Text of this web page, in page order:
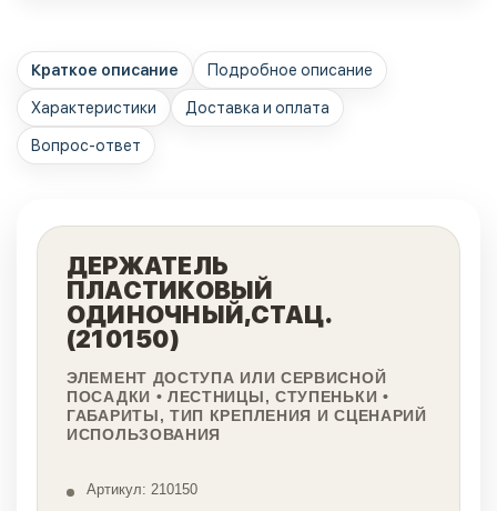
Краткое описание Подробное описание
Характеристики Доставка и оплата
Вопрос-ответ
ДЕРЖАТЕЛЬ
ПЛАСТИКОВЫЙ
ОДИНОЧНЫЙ,СТАЦ.
(210150)
ЭЛЕМЕНТ ДОСТУПА ИЛИ СЕРВИСНОЙ
ПОСАДКИ • ЛЕСТНИЦЫ, СТУПЕНЬКИ •
ГАБАРИТЫ, ТИП КРЕПЛЕНИЯ И СЦЕНАРИЙ
ИСПОЛЬЗОВАНИЯ
Артикул: 210150